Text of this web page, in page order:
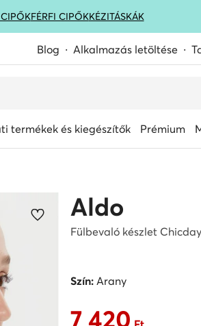
FÉRFI CIPŐKKÉZITÁSKÁK
Blog Alkalmazás letöltése
termékek és kiegészítők Prémium
Aldo
Fülbevaló készlet
Szín:Arany
Aktuális ár 7 420 Ft
7 420